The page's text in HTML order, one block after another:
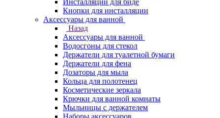
Инсталляции для биде
Кнопки для инсталляции
Аксессуары для ванной
Назад
Аксессуары для ванной
Водосгоны для стекол
Держатели для туалетной бумаги
Держатели для фена
Дозаторы для мыла
Кольца для полотенец
Косметические зеркала
Крючки для ванной комнаты
Мыльницы с держателем
Наборы аксессуаров